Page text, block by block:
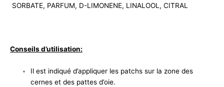
SORBATE, PARFUM, D-LIMONENE, LINALOOL, CITRAL
Conseils d’utilisation:
​Il est indiqué d’appliquer les patchs sur la zone des
cernes et des pattes d’oie.